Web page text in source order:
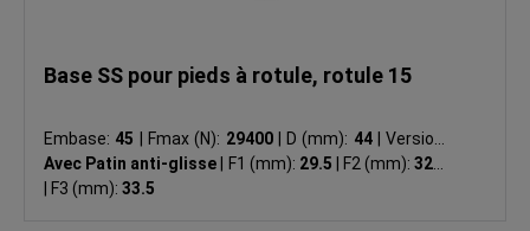
Base SS pour pieds à rotule, rotule 15
Embase: 45 Fmax (N): 29400 D (mm): 44
Version:
Avec Patin anti-glisse
F1 (mm): 29.5 F2 (mm):32.5
F3 (mm): 33.5